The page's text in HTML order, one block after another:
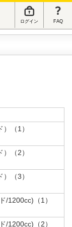
ログイン FAQ
（1）
（2）
（3）
/1200cc)（1）
/1200cc)（2）